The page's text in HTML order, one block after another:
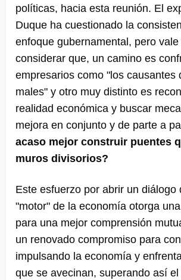
políticas, hacia esta reunión. El
Duque ha cuestionado la
enfoque gubernamental, pero
considerar que, un camino es
empresarios como "los causantes
males" y otro muy distinto es
realidad económica y buscar
mejora en conjunto y de parte a
acaso mejor construir puentes
muros divisorios?
Este esfuerzo por abrir un diálogo
"motor" de la economía otorga
para una mejor comprensión
un renovado compromiso para
impulsando la economía y
que se avecinan, superando así el